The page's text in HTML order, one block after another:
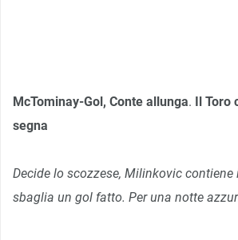
McTominay-Gol, Conte allunga. Il Toro
segna
Decide lo scozzese, Milinkovic
sbaglia un gol fatto. Per una notte